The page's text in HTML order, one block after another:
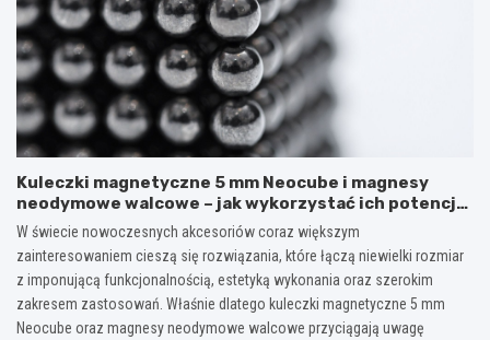
Kuleczki magnetyczne 5 mm Neocube i magnesy
neodymowe walcowe – jak wykorzystać ich potencjał
w kreatywnych i praktycznych zastosowaniach?
W świecie nowoczesnych akcesoriów coraz większym
zainteresowaniem cieszą się rozwiązania, które łączą niewielki rozmiar
z imponującą funkcjonalnością, estetyką wykonania oraz szerokim
zakresem zastosowań. Właśnie dlatego kuleczki magnetyczne 5 mm
Neocube oraz magnesy neodymowe walcowe przyciągają uwagę